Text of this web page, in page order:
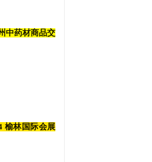
中药材商品交
榆林国际会展